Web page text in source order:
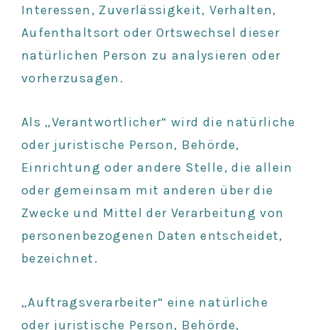
Interessen, Zuverlässigkeit, Verhalten,
Aufenthaltsort oder Ortswechsel dieser
natürlichen Person zu analysieren oder
vorherzusagen.
Als „Verantwortlicher“ wird die natürliche
oder juristische Person, Behörde,
Einrichtung oder andere Stelle, die allein
oder gemeinsam mit anderen über die
Zwecke und Mittel der Verarbeitung von
personenbezogenen Daten entscheidet,
bezeichnet.
„Auftragsverarbeiter“ eine natürliche
oder juristische Person, Behörde,